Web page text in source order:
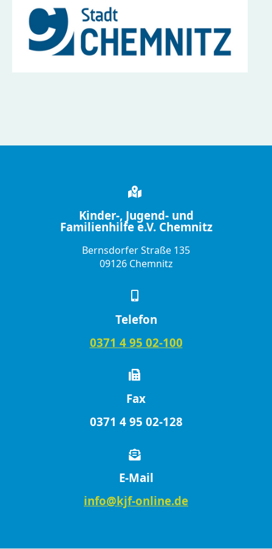
Kinder-, Jugend- und
Familienhilfe e.V. Chemnitz
Bernsdorfer Straße 135
09126 Chemnitz
Telefon
0371 4 95 02-100
Fax
0371 4 95 02-128
E-Mail
info@kjf-online.de